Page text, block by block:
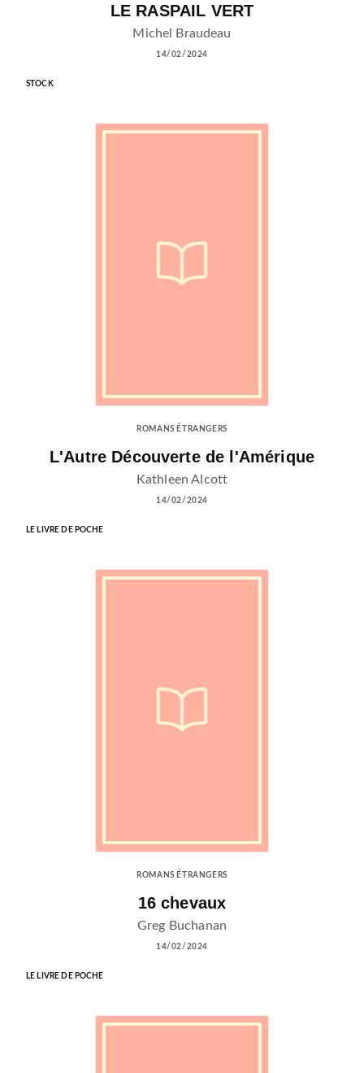
LE RASPAIL VERT
Michel Braudeau
14/02/2024
STOCK
ROMANS ÉTRANGERS
L'Autre Découverte de l'Amérique
Kathleen Alcott
14/02/2024
LE LIVRE DE POCHE
ROMANS ÉTRANGERS
16 chevaux
Greg Buchanan
14/02/2024
LE LIVRE DE POCHE